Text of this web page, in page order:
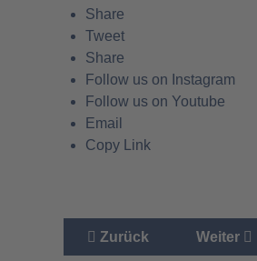
Share
Tweet
Share
Follow us on Instagram
Follow us on Youtube
Email
Copy Link
Vorheriger Beitrag:
Zurück Weiter